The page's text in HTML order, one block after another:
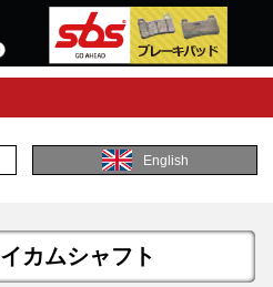
English
カムシャフト